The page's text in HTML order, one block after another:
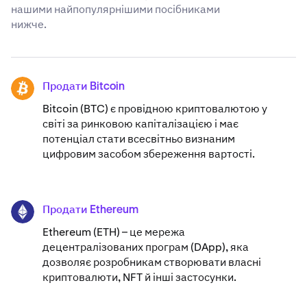
нашими найпопулярнішими посібниками
нижче.
BTC Продати Bitcoin
Bitcoin (BTC) є провідною криптовалютою у
світі за ринковою капіталізацією і має
потенціал стати всесвітньо визнаним
цифровим засобом збереження вартості.
ETH Продати Ethereum
Ethereum (ETH) – це мережа
децентралізованих програм (DApp), яка
дозволяє розробникам створювати власні
криптовалюти, NFT й інші застосунки.